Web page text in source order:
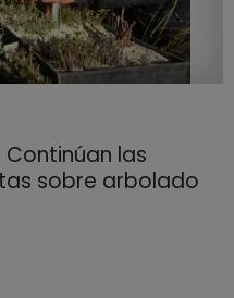
las
sobre arbolado